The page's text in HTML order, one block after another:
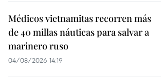
Médicos vietnamitas recorren más
de 40 millas náuticas para salvar a
marinero ruso
04/08/2026 14:19